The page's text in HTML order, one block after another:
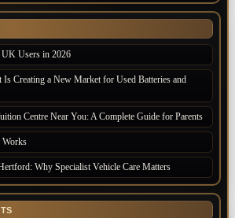
UK Users in 2026
Creating a New Market for Used Batteries and
Centre Near You: A Complete Guide for Parents
Works
Why Specialist Vehicle Care Matters